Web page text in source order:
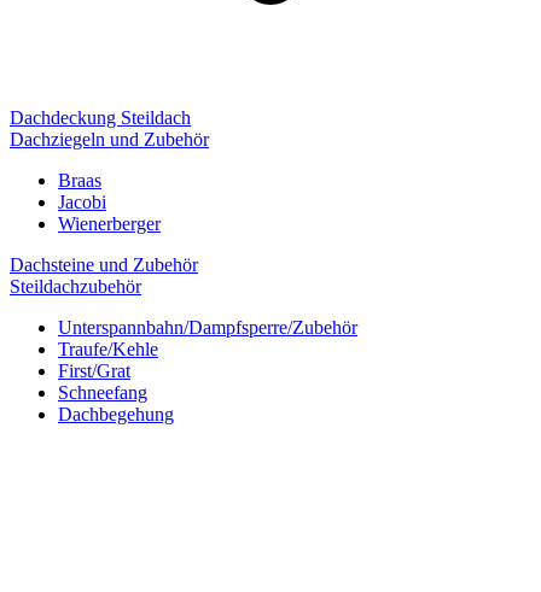
Dachdeckung Steildach
Dachziegeln und Zubehör
Braas
Jacobi
Wienerberger
Dachsteine und Zubehör
Steildachzubehör
Unterspannbahn/Dampfsperre/Zubehör
Traufe/Kehle
First/Grat
Schneefang
Dachbegehung